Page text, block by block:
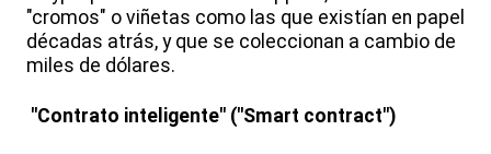
"cromos" o viñetas como las que existían en papel
décadas atrás, y que se coleccionan a cambio de
miles de dólares.
"Contrato inteligente" ("Smart contract")